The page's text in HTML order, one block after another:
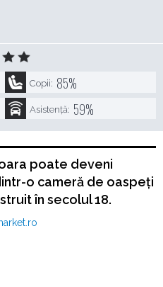
Copii: 85%
Asistență: 59%
poate deveni
o cameră de oaspeți
în secolul 18.